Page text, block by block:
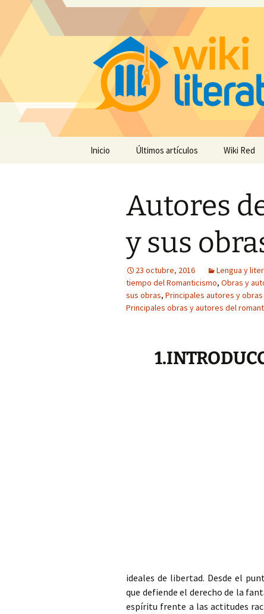
Inicio Últimos artículos Wiki Red
Autores
y sus
23 octubre, 2016 Lengua y
tiempo del Romanticismo, Obras y
sus obras, Principales autores y
Principales obras y autores del
ideales de libertad. Desde el
que defiende el derecho de la
espíritu frente a las actitudes